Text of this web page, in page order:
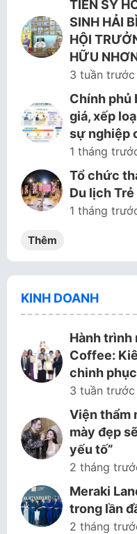
TIẾN SỸ
SINH HẢI
HỘI
HỮU
3 tuần trước
Chính phủ
giá, xếp
sự nghiệp
1 tháng
Tổ chức
Du lịch
1 tháng
Thêm
KINH DOANH
Hành trình
Coffee:
chinh
3 tuần trước
Viện thẩm
mày đẹp
yếu tố”
2 tháng
Meraki
trong lần
2 tháng